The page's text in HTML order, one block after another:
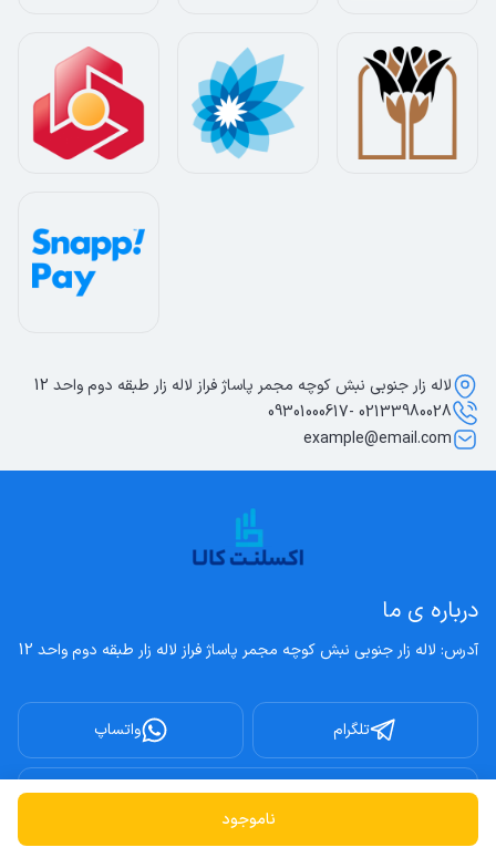
ناموجود
درباره ی ما
آدرس: لاله زار جنوبی نبش کوچه مجمر پاساژ فراز لاله زار طبقه دوم واحد 12
تلگرام واتساپ
اینستاگرام
لاله زار جنوبی نبش کوچه مجمر پاساژ فراز لاله زار طبقه دوم واحد 12
02133980028 -09301000617
example@email.com